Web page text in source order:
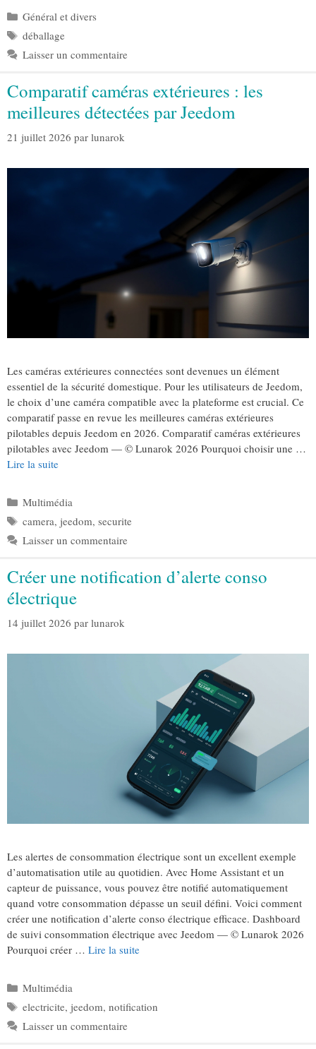
Catégories
Général et divers
Étiquettes
déballage
Laisser un commentaire
Comparatif caméras extérieures : les
meilleures détectées par Jeedom
21 juillet 2026 par lunarok
Les caméras extérieures connectées sont devenues un élément
essentiel de la sécurité domestique. Pour les utilisateurs de Jeedom,
le choix d’une caméra compatible avec la plateforme est crucial. Ce
comparatif passe en revue les meilleures caméras extérieures
pilotables depuis Jeedom en 2026. Comparatif caméras extérieures
pilotables avec Jeedom — © Lunarok 2026 Pourquoi choisir une …
Lire la suite
Catégories
Multimédia
Étiquettes
camera, jeedom, securite
Laisser un commentaire
Créer une notification d’alerte conso
électrique
14 juillet 2026 par lunarok
Les alertes de consommation électrique sont un excellent exemple
d’automatisation utile au quotidien. Avec Home Assistant et un
capteur de puissance, vous pouvez être notifié automatiquement
quand votre consommation dépasse un seuil défini. Voici comment
créer une notification d’alerte conso électrique efficace. Dashboard
de suivi consommation électrique avec Jeedom — © Lunarok 2026
Pourquoi créer … Lire la suite
Catégories
Multimédia
Étiquettes
electricite, jeedom, notification
Laisser un commentaire